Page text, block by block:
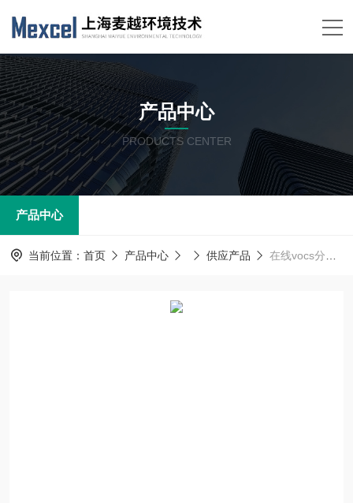
产品中心
PRODUCTS CENTER
产品中心
当前位置： 首页 产品中心 供应产品 在线vocs分析仪 voc在线监测设备 麦越M-3000S型